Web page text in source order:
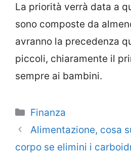
La priorità verrà data a
sono composte da
avranno la precedenza
piccoli, chiaramente il
sempre ai bambini.
Categorie
Finanza
Alimentazione, cosa
corpo se elimini i